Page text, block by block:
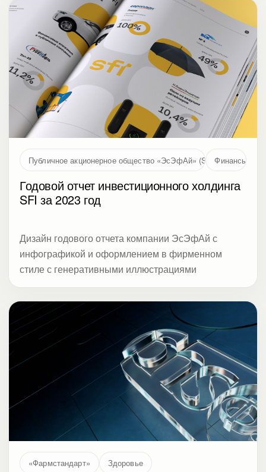
Публичное акционерное общество «ЭсЭфАй» (SFI, MOEX:
Финансы
Годовой отчет инвестиционного холдинга
SFI за 2023 год
Дизайн годового отчета компании ЭсЭфАй с
инфографикой и оформлением в фирменном
стиле с генеративными иллюстрациями
«Фармстандарт» Здоровье